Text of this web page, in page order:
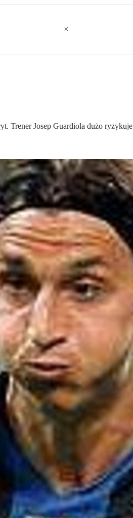
Trener Josep Guardiola dużo ryzykuje